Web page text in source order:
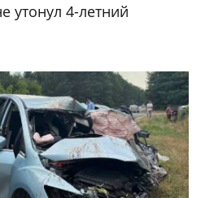
утонул 4-летний